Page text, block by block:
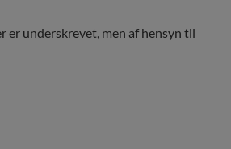
er underskrevet, men af hensyn til